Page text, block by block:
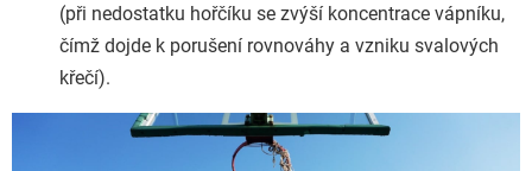
(při nedostatku hořčíku se zvýší koncentrace vápníku,
čímž dojde k porušení rovnováhy a vzniku svalových
křečí).